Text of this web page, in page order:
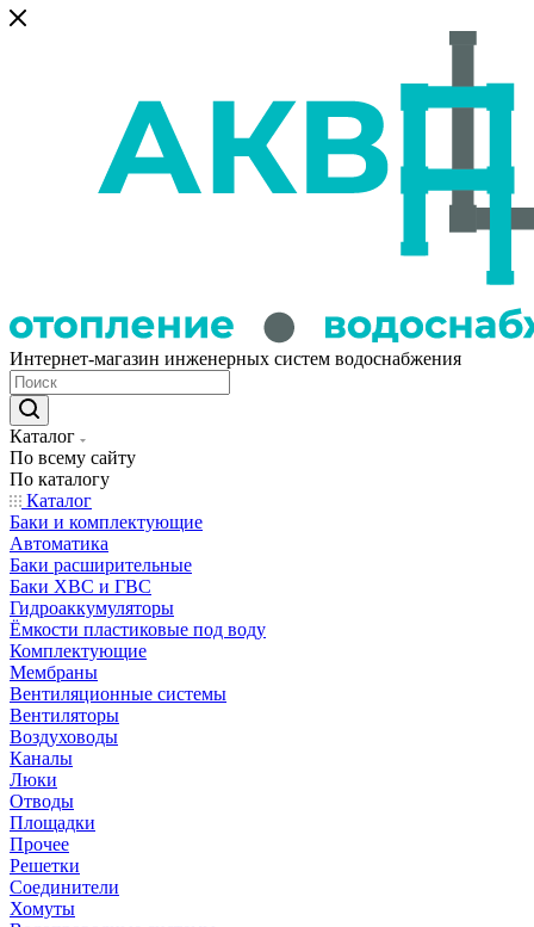
Интернет-магазин инженерных систем водоснабжения
Каталог
По всему сайту
По каталогу
Каталог
Баки и комплектующие
Автоматика
Баки расширительные
Баки ХВС и ГВС
Гидроаккумуляторы
Ёмкости пластиковые под воду
Комплектующие
Мембраны
Вентиляционные системы
Вентиляторы
Воздуховоды
Каналы
Люки
Отводы
Площадки
Прочее
Решетки
Соединители
Хомуты